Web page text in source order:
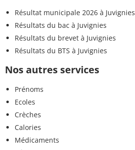
Résultat municipale 2026 à Juvignies
Résultats du bac à Juvignies
Résultats du brevet à Juvignies
Résultats du BTS à Juvignies
Nos autres services
Prénoms
Ecoles
Crèches
Calories
Médicaments